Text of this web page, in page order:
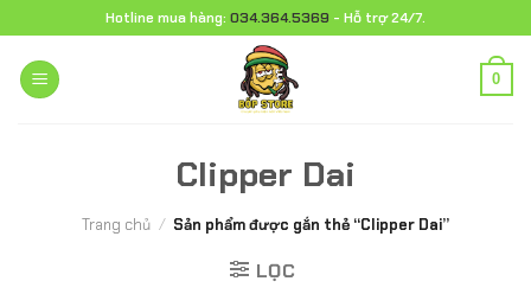
đến
nội
dung
Hotline mua hàng: 034.364.5369 - Hỗ trợ 24/7.
0
Clipper Dai
Trang chủ / Sản phẩm được gắn thẻ “Clipper Dai”
LỌC